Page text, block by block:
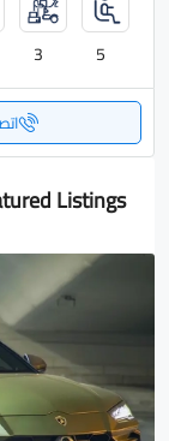
5
3
Listings